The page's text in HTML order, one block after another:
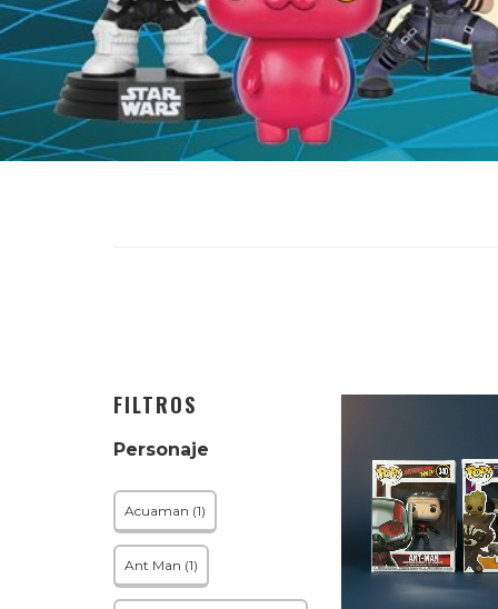
FILTROS
Personaje
Acuaman (1)
Ant Man (1)